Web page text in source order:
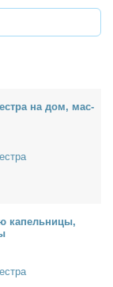
на дом, мас­
ка­пель­ни­цы,